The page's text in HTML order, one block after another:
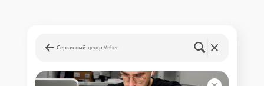
Сервисный центр Veber